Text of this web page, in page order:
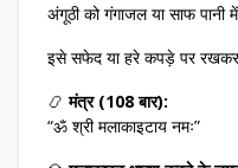
अंगूठी को गंगाजल या साफ पानी
इसे सफेद या हरे कपड़े पर रखकर
📿मंत्र (108 बार):
“ॐ श्री मलाकाइटाय नमः”